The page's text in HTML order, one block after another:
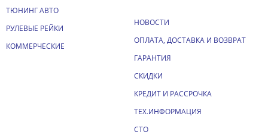
ТЮНИНГ АВТО
РУЛЕВЫЕ РЕЙКИ
КОММЕРЧЕСКИЕ
НОВОСТИ
ОПЛАТА, ДОСТАВКА И ВОЗВРАТ
ГАРАНТИЯ
СКИДКИ
КРЕДИТ И РАССРОЧКА
ТЕХ.ИНФОРМАЦИЯ
СТО